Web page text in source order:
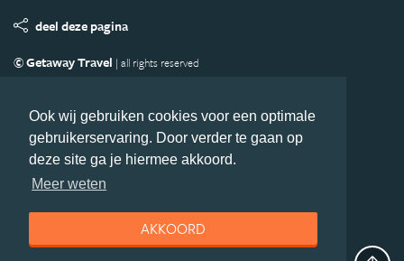
Ook wij gebruiken cookies voor een optimale
gebruikerservaring. Door verder te gaan op
deze site ga je hiermee akkoord.
Meer weten
AKKOORD
deel deze pagina
© Getaway Travel | all rights reserved
Copyright
Privacy statement Disclaimer
Cookies
Volg Australie.nl
Nieuwsbrief
Facebook